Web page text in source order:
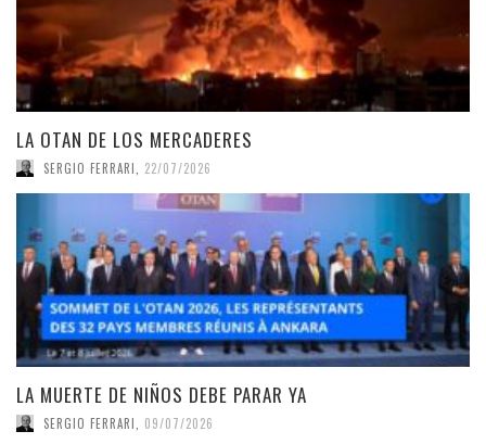
LA OTAN DE LOS MERCADERES
SERGIO FERRARI 22/07/2026
LA MUERTE DE NIÑOS DEBE PARAR YA
SERGIO FERRARI 09/07/2026